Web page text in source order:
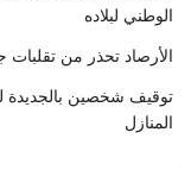
الوطني لبلاده
الأرصاد تحذر من
توقيف شخصين بالجديدة
المنازل